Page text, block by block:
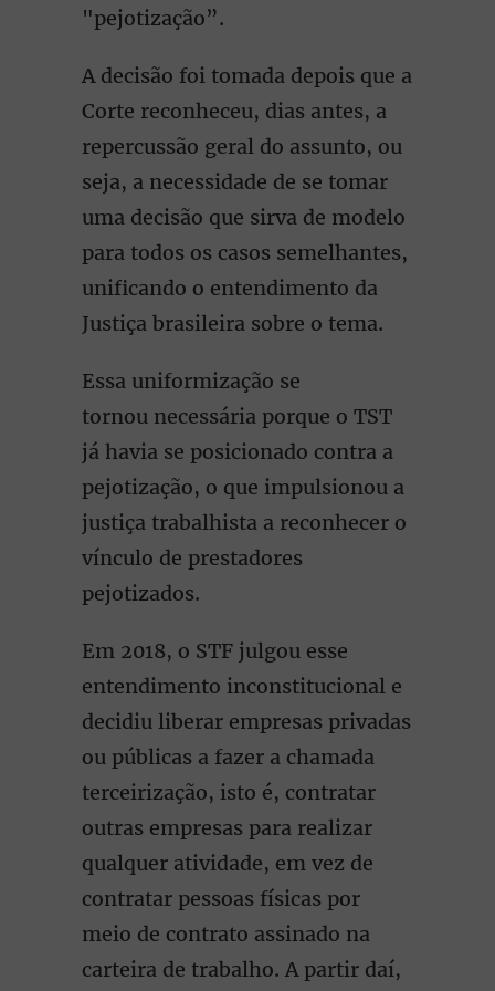
"pejotização”.
A decisão foi tomada depois que a
Corte reconheceu, dias antes, a
repercussão geral do assunto, ou
seja, a necessidade de se tomar
uma decisão que sirva de modelo
para todos os casos semelhantes,
unificando o entendimento da
Justiça brasileira sobre o tema.
Essa uniformização se
tornou necessária porque o TST
já havia se posicionado contra a
pejotização, o que impulsionou a
justiça trabalhista a reconhecer o
vínculo de prestadores
pejotizados.
Em 2018, o STF julgou esse
entendimento inconstitucional e
decidiu liberar empresas privadas
ou públicas a fazer a chamada
terceirização, isto é, contratar
outras empresas para realizar
qualquer atividade, em vez de
contratar pessoas físicas por
meio de contrato assinado na
carteira de trabalho. A partir daí,